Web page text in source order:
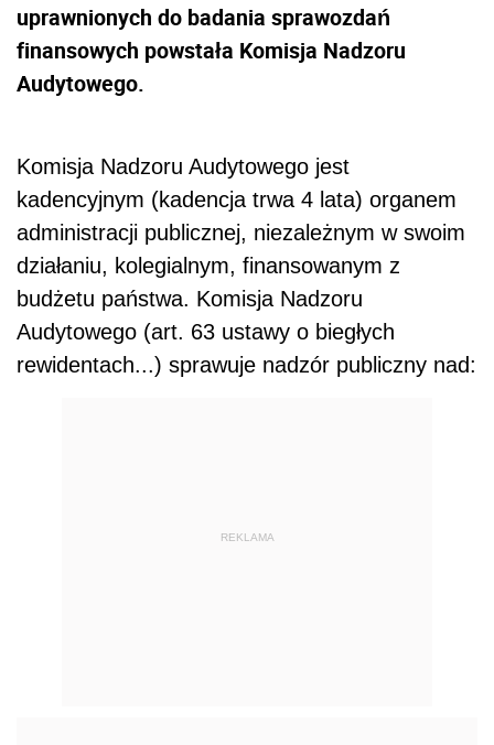
uprawnionych do badania sprawozdań
finansowych powstała Komisja Nadzoru
Audytowego.
Komisja Nadzoru Audytowego jest
kadencyjnym (kadencja trwa 4 lata) organem
administracji publicznej, niezależnym w swoim
działaniu, kolegialnym, finansowanym z
budżetu państwa. Komisja Nadzoru
Audytowego (art. 63 ustawy o biegłych
rewidentach...) sprawuje nadzór publiczny nad:
REKLAMA